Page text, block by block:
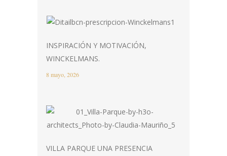
INSPIRACIÓN Y MOTIVACIÓN,
WINCKELMANS.
8 mayo, 2026
VILLA PARQUE UNA PRESENCIA